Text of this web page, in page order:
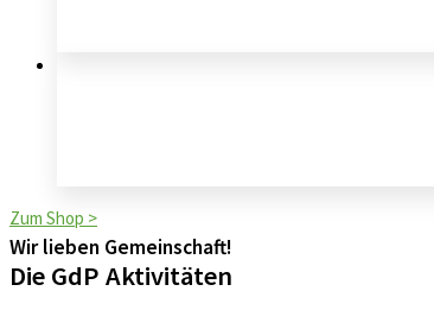
Zum Shop >
Wir lieben Gemeinschaft!
Die GdP Aktivitäten